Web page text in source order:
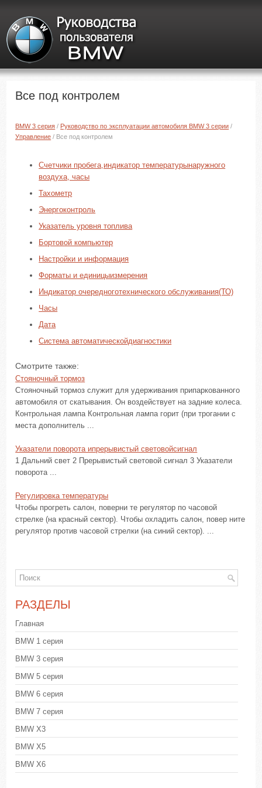
Все под контролем
BMW 3 серия / Руководство по эксплуатации автомобиля BMW 3 серии /
Управление / Все под контролем
Счетчики пробега,индикатор температурынаружного
воздуха, часы
Тахометр
Энергоконтроль
Указатель уровня топлива
Бортовой компьютер
Настройки и информация
Форматы и единицыизмерения
Индикатор очередноготехнического обслуживания(ТО)
Часы
Дата
Система автоматическойдиагностики
Смотрите также:
Стояночный тормоз
Стояночный тормоз служит для удерживания припаркованного
автомобиля от скатывания. Он воздействует на задние колеса.
Контрольная лампа Контрольная лампа горит (при трогании с
места дополнитель ...
Указатели поворота ипрерывистый световойсигнал
1 Дальний свет 2 Прерывистый световой сигнал 3 Указатели
поворота ...
Регулировка температуры
Чтобы прогреть салон, поверни те регулятор по часовой
стрелке (на красный сектор). Чтобы охладить салон, повер ните
регулятор против часовой стрелки (на синий сектор). ...
РАЗДЕЛЫ
Главная
BMW 1 серия
BMW 3 серия
BMW 5 серия
BMW 6 серия
BMW 7 серия
BMW X3
BMW X5
BMW X6